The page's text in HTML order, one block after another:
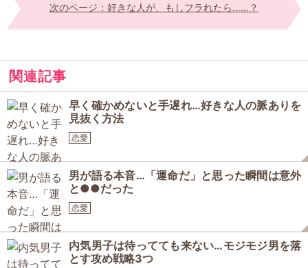
次のページ：好きな人が、もしフラれたら……？
関連記事
早く確かめないと手遅れ…好きな人の脈ありを
見抜く方法
恋愛
男が語る本音…「運命だ」と思った瞬間は意外
と●●だった
恋愛
内気男子は待ってても来ない…モジモジ男を落
とす攻め戦略3つ